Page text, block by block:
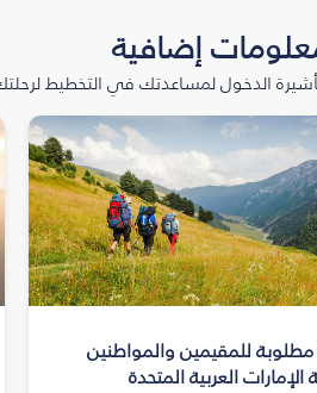
إضافية
الدخول لمساعدتك في التخطيط
مطلوبة للمقيمين والمواطنين
العربية المتحدة